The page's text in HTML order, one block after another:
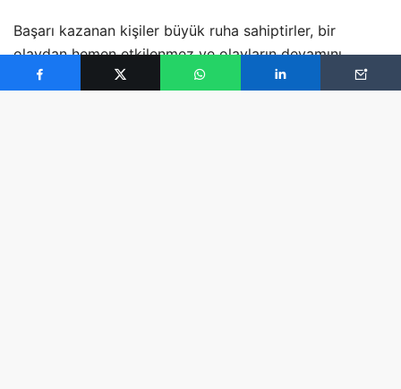
Başarı kazanan kişiler büyük ruha sahiptirler, bir
olaydan hemen etkilenmez ve olayların devamını
düşünürler. (Maurice Maeterlinck)